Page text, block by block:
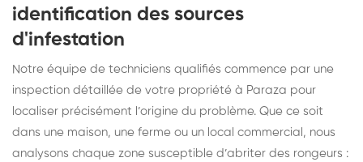
identification des sources
d'infestation
Notre équipe de techniciens qualifiés commence par une
inspection détaillée de votre propriété à Paraza pour
localiser précisément l’origine du problème. Que ce soit
dans une maison, une ferme ou un local commercial, nous
analysons chaque zone susceptible d’abriter des rongeurs :